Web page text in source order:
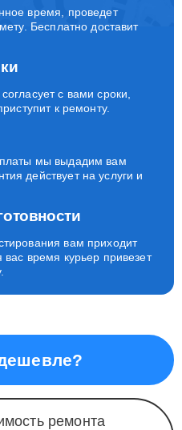
время, проведет
Бесплатно доставит
с вами сроки,
к ремонту.
мы выдадим вам
действует на услуги и
вам приходит
время курьер привезет
ремонта